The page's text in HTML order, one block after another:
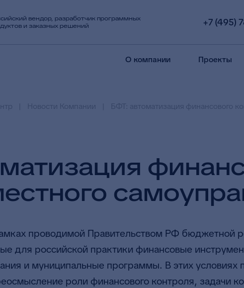
вендор, разработчик программных
и заказных решений
+7 (495)
О компании Проекты
проводимой Правительством РФ бюджетной
для российской практики финансовые
и муниципальные программы. В этих условиях
роли финансового контроля, задачи